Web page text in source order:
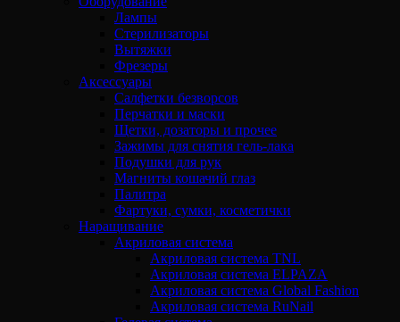
Лампы
Стерилизаторы
Вытяжки
Фрезеры
Аксессуары
Салфетки безворсов
Перчатки и маски
Щетки, дозаторы и прочее
Зажимы для снятия гель-лака
Подушки для рук
Магниты кошачий глаз
Палитра
Фартуки, сумки, косметички
Наращивание
Акриловая система
Акриловая система TNL
Акриловая система ELPAZA
Акриловая система Global Fashion
Акриловая система RuNail